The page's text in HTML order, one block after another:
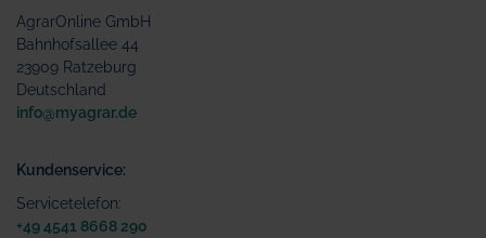
AgrarOnline GmbH
Bahnhofsallee 44
23909 Ratzeburg
Deutschland
info@myagrar.de
Kundenservice:
Servicetelefon:
+49 4541 8668 290